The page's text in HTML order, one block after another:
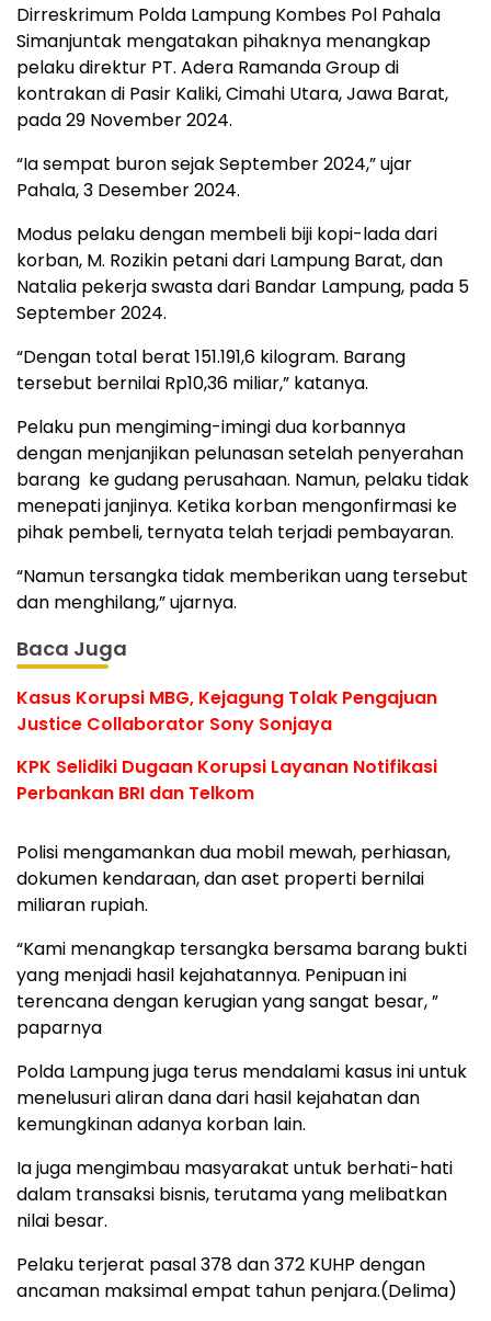
Dirreskrimum Polda Lampung Kombes Pol Pahala
Simanjuntak mengatakan pihaknya menangkap
pelaku direktur PT. Adera Ramanda Group di
kontrakan di Pasir Kaliki, Cimahi Utara, Jawa Barat,
pada 29 November 2024.
“Ia sempat buron sejak September 2024,” ujar
Pahala, 3 Desember 2024.
Modus pelaku dengan membeli biji kopi-lada dari
korban, M. Rozikin petani dari Lampung Barat, dan
Natalia pekerja swasta dari Bandar Lampung, pada 5
September 2024.
“Dengan total berat 151.191,6 kilogram. Barang
tersebut bernilai Rp10,36 miliar,” katanya.
Pelaku pun mengiming-imingi dua korbannya
dengan menjanjikan pelunasan setelah penyerahan
barang ke gudang perusahaan. Namun, pelaku tidak
menepati janjinya. Ketika korban mengonfirmasi ke
pihak pembeli, ternyata telah terjadi pembayaran.
“Namun tersangka tidak memberikan uang tersebut
dan menghilang,” ujarnya.
Baca Juga
Kasus Korupsi MBG, Kejagung Tolak Pengajuan
Justice Collaborator Sony Sonjaya
KPK Selidiki Dugaan Korupsi Layanan Notifikasi
Perbankan BRI dan Telkom
Polisi mengamankan dua mobil mewah, perhiasan,
dokumen kendaraan, dan aset properti bernilai
miliaran rupiah.
“Kami menangkap tersangka bersama barang bukti
yang menjadi hasil kejahatannya. Penipuan ini
terencana dengan kerugian yang sangat besar, ”
paparnya
Polda Lampung juga terus mendalami kasus ini untuk
menelusuri aliran dana dari hasil kejahatan dan
kemungkinan adanya korban lain.
Ia juga mengimbau masyarakat untuk berhati-hati
dalam transaksi bisnis, terutama yang melibatkan
nilai besar.
Pelaku terjerat pasal 378 dan 372 KUHP dengan
ancaman maksimal empat tahun penjara.(Delima)